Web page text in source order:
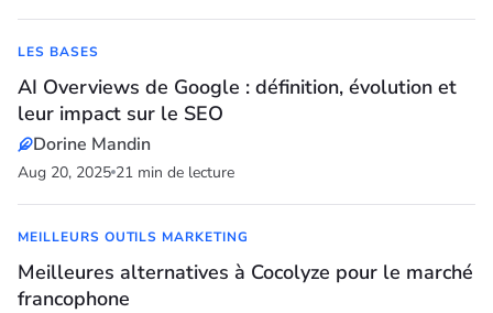
LES BASES
AI Overviews de Google : définition, évolution et
leur impact sur le SEO
Dorine Mandin
Aug 20, 2025 21 min de lecture
MEILLEURS OUTILS MARKETING
Meilleures alternatives à Cocolyze pour le marché
francophone